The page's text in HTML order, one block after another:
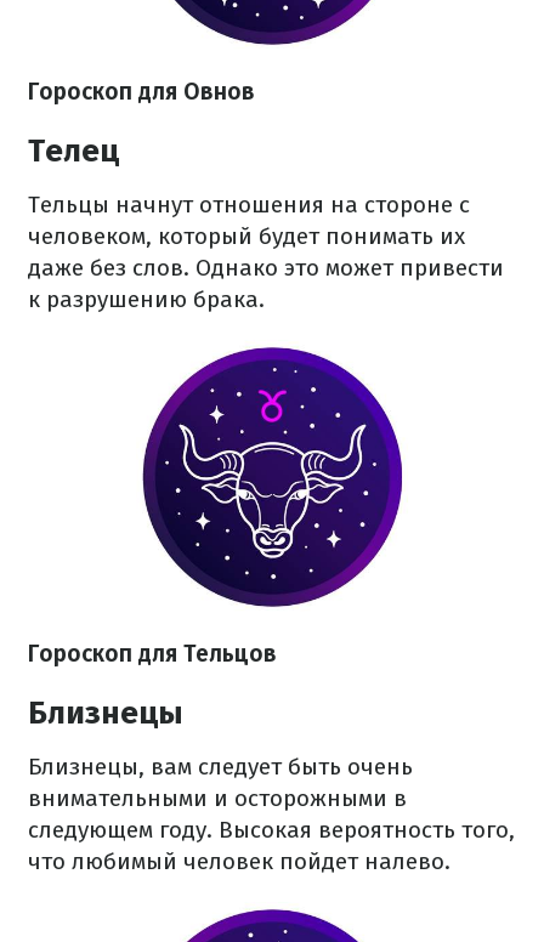
Гороскоп для Овнов
Телец
Тельцы начнут отношения на стороне с
человеком, который будет понимать их
даже без слов. Однако это может привести
к разрушению брака.
Гороскоп для Тельцов
Близнецы
Близнецы, вам следует быть очень
внимательными и осторожными в
следующем году. Высокая вероятность того,
что любимый человек пойдет налево.